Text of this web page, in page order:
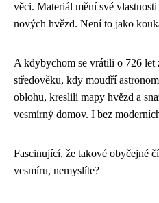
věci. Materiál mění své
nových hvězd. Není to jako
A kdybychom se vrátili o 726
středověku, kdy moudří
oblohu, kreslili mapy hvězd a
vesmírný domov. I bez
Fascinující, že takové obyčejné
vesmíru, nemyslíte?